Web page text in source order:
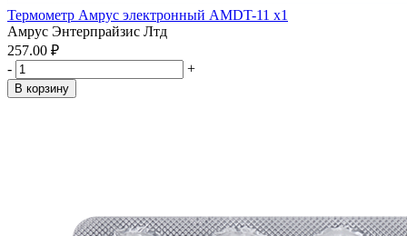
Термометр Амрус электронный AMDT-11 x1
Амрус Энтерпрайзис Лтд
257.00 ₽
-
+
В корзину